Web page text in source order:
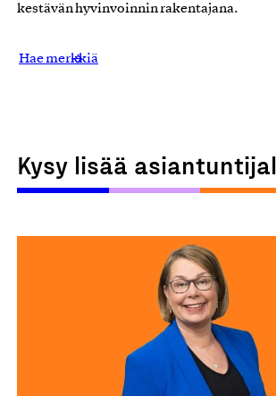
kestävän hyvinvoinnin rakentajana.
Hae merkkiä
Kysy lisää